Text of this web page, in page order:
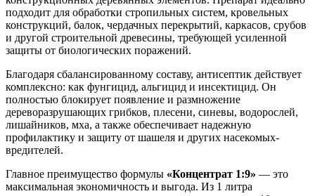
подходит для обработки стропильных систем, кровельных
конструкций, балок, чердачных перекрытий, каркасов, срубов
и другой строительной древесины, требующей усиленной
защиты от биологических поражений.
Благодаря сбалансированному составу, антисептик действует
комплексно: как фунгицид, альгицид и инсектицид. Он
полностью блокирует появление и размножение
дереворазрушающих грибков, плесени, синевы, водорослей,
лишайников, мха, а также обеспечивает надежную
профилактику и защиту от шашеля и других насекомых-
вредителей.
Главное преимущество формулы «Концентрат 1:9» — это
максимальная экономичность и выгода. Из 1 литра